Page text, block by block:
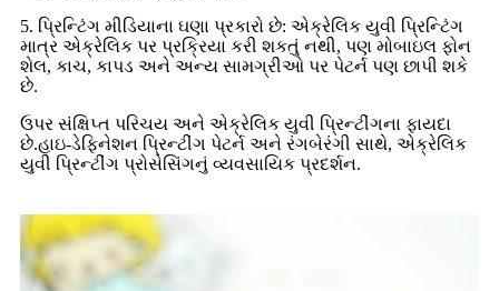
5. પ્રિન્ટિંગ મીડિયાના ઘણા પ્રકારો છે: એક્રેલિક યુવી પ્રિન્ટિંગ
માત્ર એક્રેલિક પર પ્રક્રિયા કરી શકતું નથી, પણ મોબાઇલ ફોન
શેલ, કાચ, કાપડ અને અન્ય સામગ્રીઓ પર પેટર્ન પણ છાપી શકે
છે.
ઉપર સંક્ષિપ્ત પરિચય અને એક્રેલિક યુવી પ્રિન્ટીંગના ફાયદા
છે.હાઇ-ડેફિનેશન પ્રિન્ટીંગ પેટર્ન અને રંગબેરંગી સાથે, એક્રેલિક
યુવી પ્રિન્ટીંગ પ્રોસેસિંગનું વ્યવસાયિક પ્રદર્શન.